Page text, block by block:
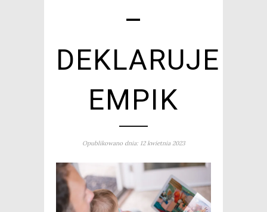
–
DEKLARUJE
EMPIK
Opublikowano dnia: 12 kwietnia 2023